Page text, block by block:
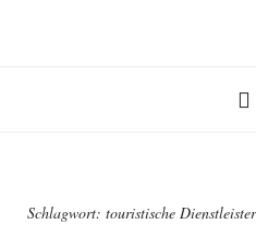
Schlagwort: touristische Dienstleister